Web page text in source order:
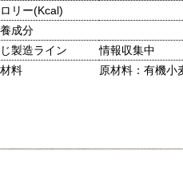
リー(Kcal)
成分
製造ライン
情報収集中
料
原材料：有機小